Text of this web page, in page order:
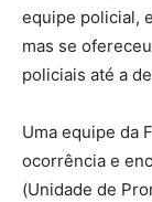
equipe policial,
mas se
policiais até a
Uma equipe da
ocorrência e
(Unidade de